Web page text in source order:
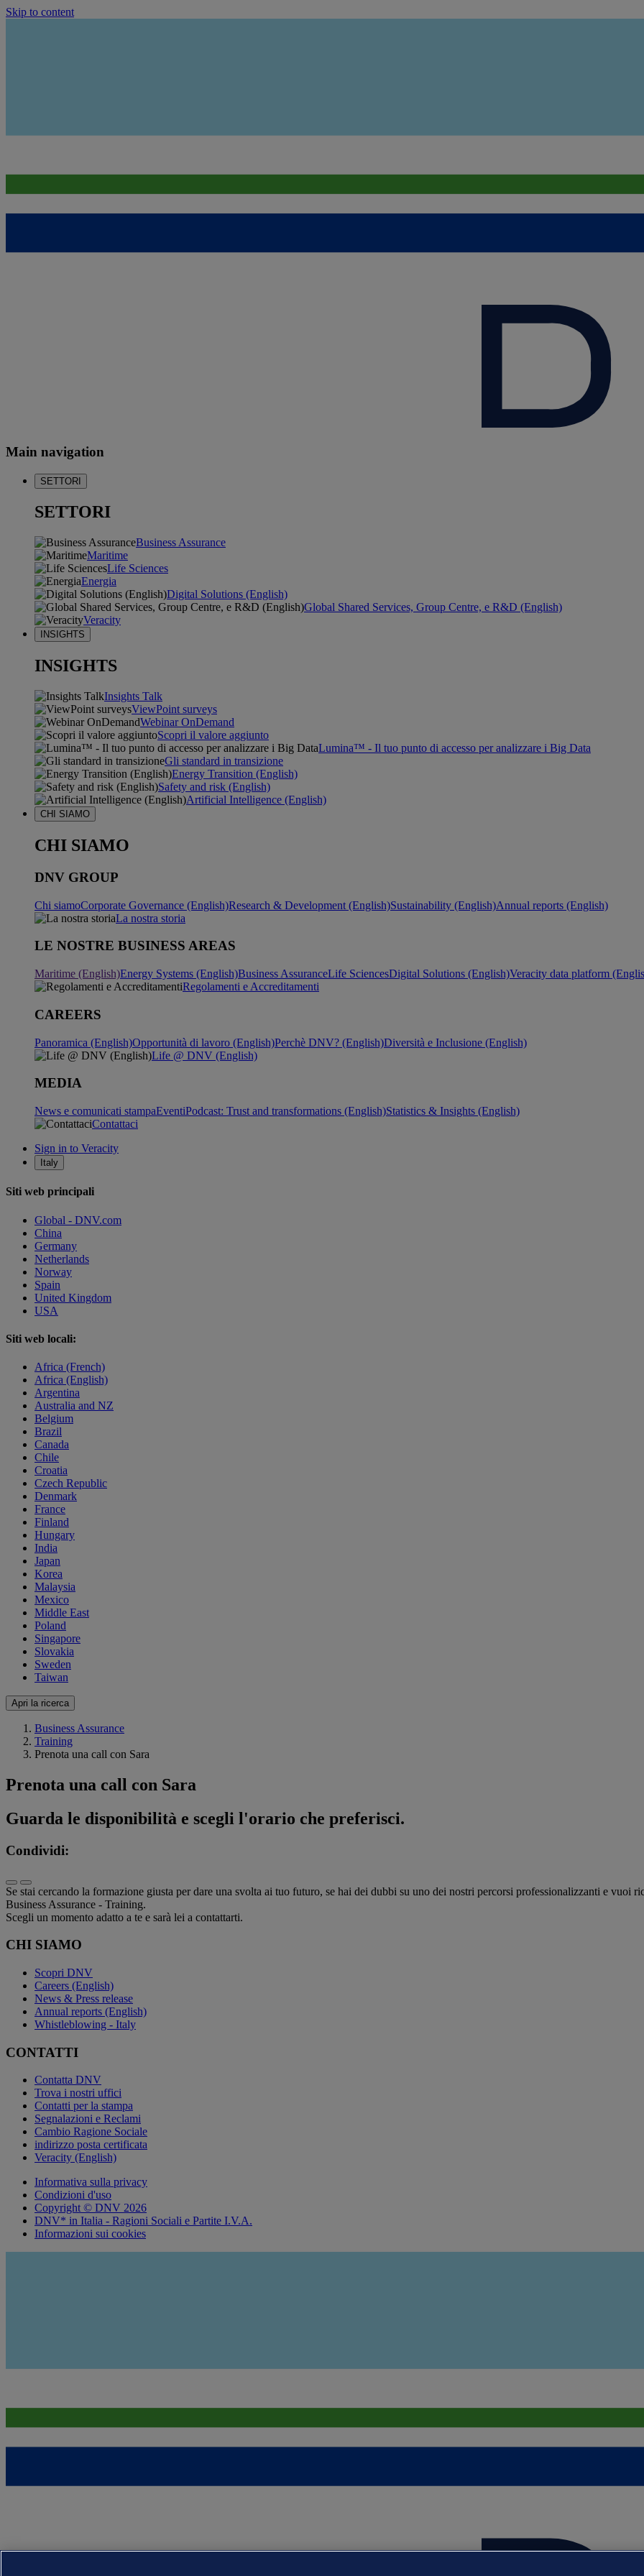
Skip to content
Main navigation
SETTORI
SETTORI
Business Assurance
Maritime
Life Sciences
Energia
Digital Solutions (English)
Global Shared Services, Group Centre, e R&D (English)
Veracity
INSIGHTS
INSIGHTS
Insights Talk
ViewPoint surveys
Webinar OnDemand
Scopri il valore aggiunto
Lumina™ - Il tuo punto di accesso per analizzare i Big Data
Gli standard in transizione
Energy Transition (English)
Safety and risk (English)
Artificial Intelligence (English)
CHI SIAMO
CHI SIAMO
DNV GROUP
Chi siamoCorporate Governance (English)Research & Development (English)Sustainability (English)Annual reports (English)
La nostra storia
LE NOSTRE BUSINESS AREAS
Maritime (English)Energy Systems (English)Business AssuranceLife SciencesDigital Solutions (English)Veracity data platform
Regolamenti e Accreditamenti
CAREERS
Panoramica (English)Opportunità di lavoro (English)Perchè DNV? (English)Diversità e Inclusione (English)
Life @ DNV (English)
MEDIA
News e comunicati stampaEventiPodcast: Trust and transformations (English)Statistics & Insights (English)
Contattaci
Sign in to Veracity
Italy
Siti web principali
Global - DNV.com
China
Germany
Netherlands
Norway
Spain
United Kingdom
USA
Siti web locali:
Africa (French)
Africa (English)
Argentina
Australia and NZ
Belgium
Brazil
Canada
Chile
Croatia
Czech Republic
Denmark
France
Finland
Hungary
India
Japan
Korea
Malaysia
Mexico
Middle East
Poland
Singapore
Slovakia
Sweden
Taiwan
Apri la ricerca
Business Assurance
Training
Prenota una call con Sara
Prenota una call con Sara
Guarda le disponibilità e scegli l'orario che preferisci.
Condividi:
Se stai cercando la formazione giusta per dare una svolta ai tuo futuro, se hai dei dubbi su uno dei nostri percorsi professionalizzanti e
Business Assurance - Training.
Scegli un momento adatto a te e sarà lei a contattarti.
CHI SIAMO
Scopri DNV
Careers (English)
News & Press release
Annual reports (English)
Whistleblowing - Italy
CONTATTI
Contatta DNV
Trova i nostri uffici
Contatti per la stampa
Segnalazioni e Reclami
Cambio Ragione Sociale
indirizzo posta certificata
Veracity (English)
Informativa sulla privacy
Condizioni d'uso
Copyright © DNV 2026
DNV* in Italia - Ragioni Sociali e Partite I.V.A.
Informazioni sui cookies